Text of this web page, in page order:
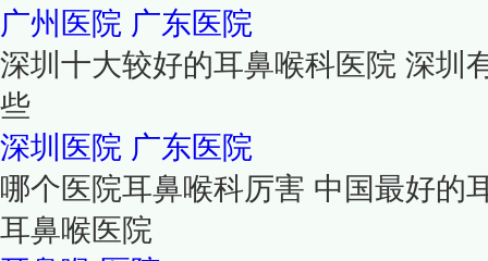
广州医院 广东医院
深圳十大较好的耳鼻喉科医院 深圳
些
深圳医院 广东医院
哪个医院耳鼻喉科厉害 中国最好的
耳鼻喉医院